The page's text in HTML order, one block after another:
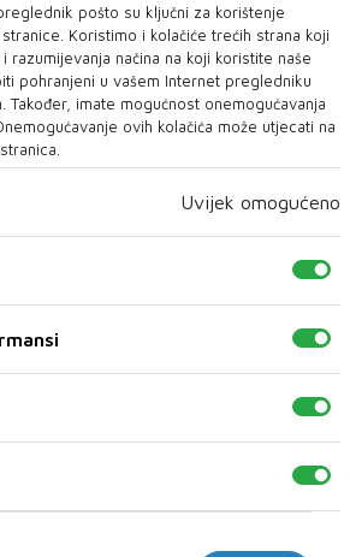
vrijednosti. Istinski ljudske,
vrijednosti povezuju ljude
unatoč njihovim nacionalnim,
i drugim razlikama. Na njima
tolerancije i suradnje ljudi i
o pravima čovjeka UN-a.
skupina, naroda, čovjek i
tražiti istinski ljudske vrijednosti i
koji poštuju ljudsko dostojanstvo
svima osiguravaju ista prava i
trebalo biti. Životne prilike se,
čovjek je zaboravio na
obezvrjeđivanja vrijednosti
krizu koja prijeti nesagledivim
pošto su ključni za korištenje
Koristimo i kolačiće trećih strana koji
razumijevanja načina na koji koristite naše
pohranjeni u vašem Internet pregledniku
Također, imate mogućnost onemogućavanja
ovih kolačića može utjecati na
Uvijek omogućeno